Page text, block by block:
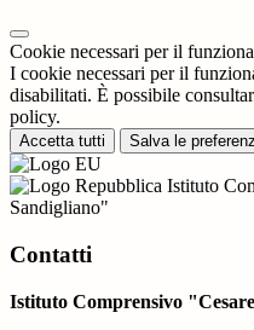
Cookie necessari per il
I cookie necessari per il
disabilitati. È possibile
policy.
Accetta tutti Salva le
Istituto
Sandigliano"
Contatti
Istituto Comprensivo